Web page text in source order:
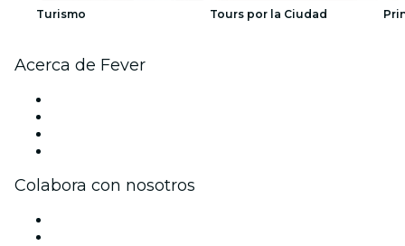
Turismo Tours por la Ciudad
Acerca de Fever
Colabora con nosotros